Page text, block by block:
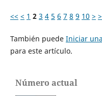
<< < 1 2 3 4 5 6 7 8 9 10 >
También puede Iniciar
para este artículo.
Número actual